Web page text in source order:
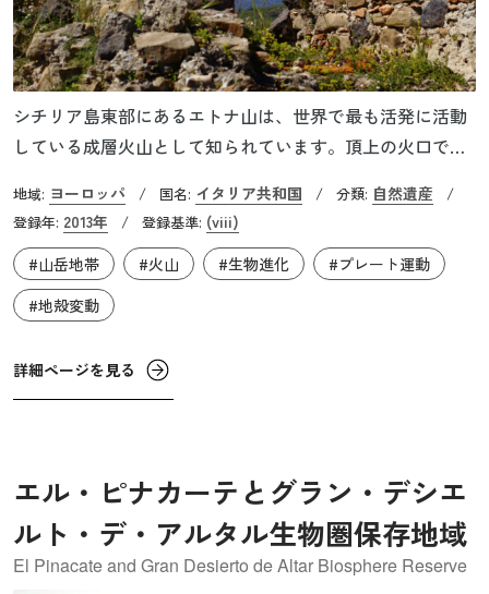
シチリア島東部にあるエトナ山は、世界で最も活発に活動
している成層火山として知られています。頂上の火口では
らは頻繁に溶岩流が流れ出ます。直近では、2025年6月に大
規模な噴火が発生しました。一方で、地中海周辺の島で最
も高い山でもあるエトナ山の歴史は古く、50万年前まで遡
ることができると考えられています。文献上では少なくと
も2,700年前から継続的な噴火の記録が残されており、火山
活動の歴史について文書で記録された世界で最も古い例の
ひとつとされています。
地域: ヨーロッパ / 国名: イタリア共和国 / 分類: 自然遺産
/
登録年: 2013年 / 登録基準: (viii)
#山岳地帯
#火山 #生物進化
#プレート運動
#地殻変動
詳細ページを見る
エル・ピナカーテとグラン・デシエ
ルト・デ・アルタル生物圏保存地域
El Pinacate and Gran Desierto de Altar Biosphere Reserve